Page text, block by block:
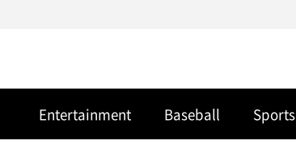
Entertainment Baseball Sports